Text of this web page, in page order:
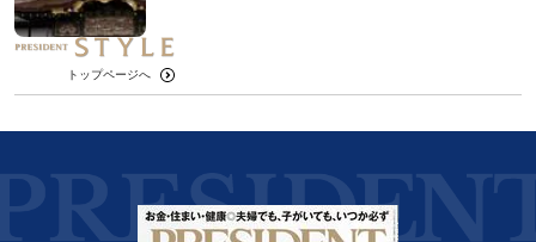
トップページへ